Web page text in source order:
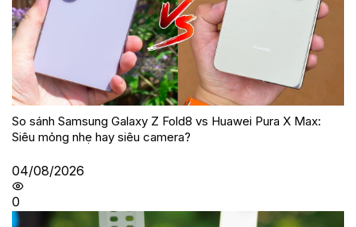
So sánh Samsung Galaxy Z Fold8 vs Huawei Pura X Max:
Siêu mỏng nhẹ hay siêu camera?
04/08/2026
0